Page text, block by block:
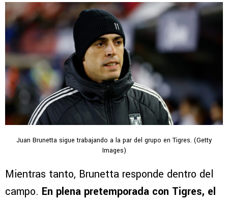
Juan Brunetta sigue trabajando a la par del grupo en Tigres. (Getty
Images)
Mientras tanto, Brunetta responde dentro del
campo. En plena pretemporada con Tigres, el